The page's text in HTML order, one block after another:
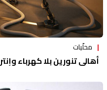
محلّيات
أهالي تنورين بلا كهرباء